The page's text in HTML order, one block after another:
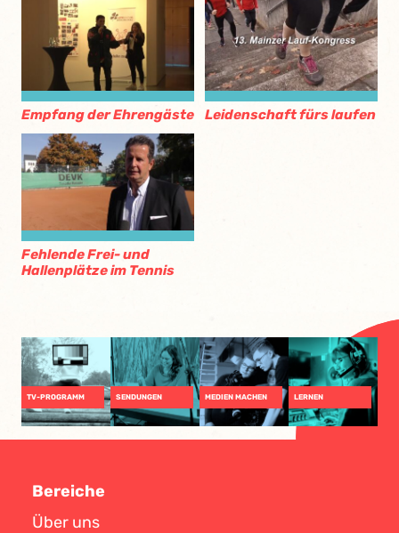
Empfang der Ehrengäste Leidenschaft fürs laufen
Fehlende Frei- und
Hallenplätze im Tennis
TV-PROGRAMM SENDUNGEN MEDIEN MACHEN LERNEN
Bereiche
Über uns